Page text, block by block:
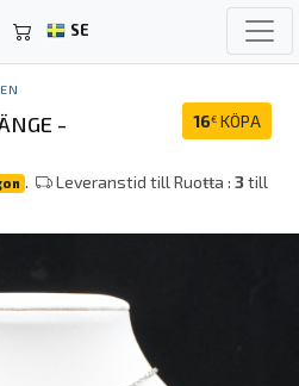
SE
16€ KÖPA
-
. Leveranstid till Ruoŧŧa :3till